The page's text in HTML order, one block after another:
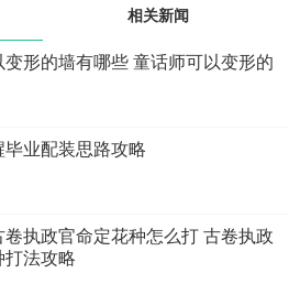
相关新闻
变形的墙有哪些 童话师可以变形的
毕业配装思路攻略
卷执政官命定花种怎么打 古卷执政
打法攻略